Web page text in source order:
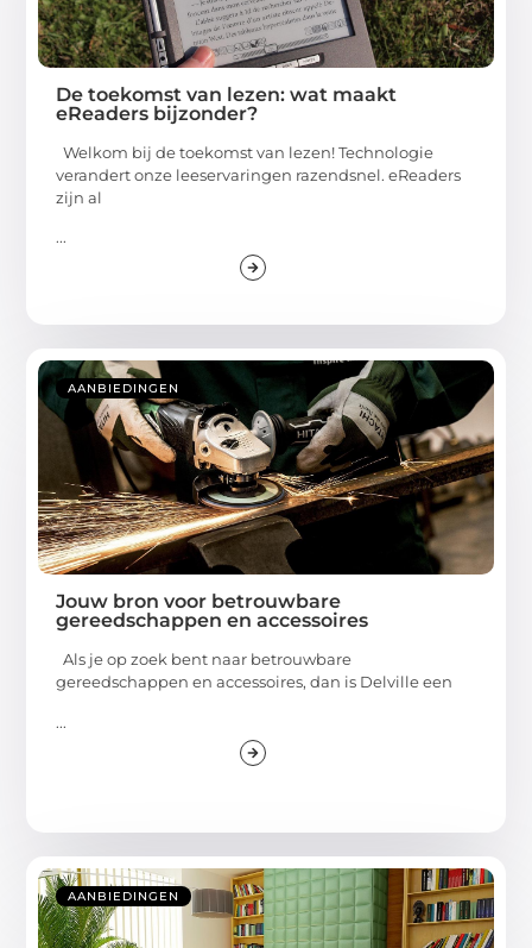
De toekomst van lezen: wat maakt
eReaders bijzonder?
Welkom bij de toekomst van lezen! Technologie
verandert onze leeservaringen razendsnel. eReaders
zijn al
...
AANBIEDINGEN
Jouw bron voor betrouwbare
gereedschappen en accessoires
Als je op zoek bent naar betrouwbare
gereedschappen en accessoires, dan is Delville een
...
AANBIEDINGEN